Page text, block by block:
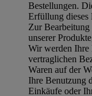
Bestellungen.
Erfüllung dieses
Zur
unserer
Wir werden Ihre
vertraglichen
Waren auf der
Ihre Benutzung
Einkäufe oder